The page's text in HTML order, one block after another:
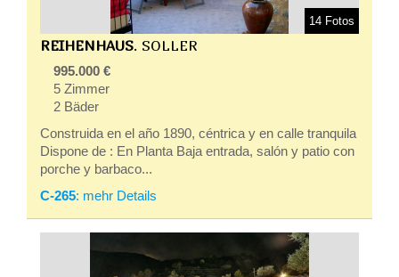
14 Fotos
REIHENHAUS. SOLLER
995.000 €
5 Zimmer
2 Bäder
Construida en el año 1890, céntrica y en calle tranquila
Dispone de : En Planta Baja entrada, salón y patio con
porche y barbaco...
C-265: mehr Details